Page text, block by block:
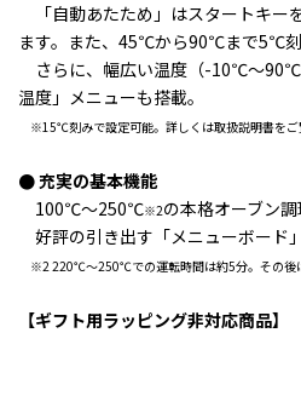
「自動あたため」はスタートキー
ます。また、45℃から90℃まで5℃刻
さらに、幅広い温度（-10℃～90℃
温度」 メニューも搭載。
※15℃刻みで設定可能。詳しくは取扱説明書をご
● 充実の基本機能
100℃～250℃※2の本格オーブン調
好評の引き出す「メニューボード」
※2 220℃～250℃での運転時間は約5分。その後
【ギフト用ラッピング非対応商品】